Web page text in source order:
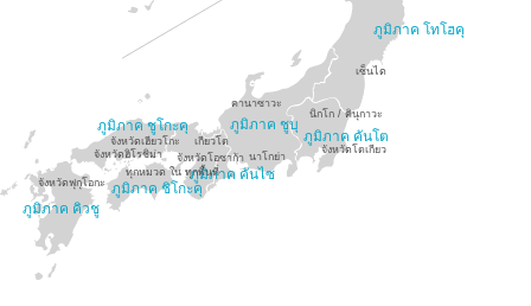
ภูมิภาค โทโฮคุ
ภูมิภาค คันโต
ภูมิภาค ชูบุ
ภูมิภาค คันไซ
ภูมิภาค ชิโกะคุ
ภูมิภาค คิวชู
ภูมิภาค ชูโกะคุ
เซ็นได
นิกโก / คินุกาวะ
จังหวัดโตเกียว
คานาซาวะ
นาโกย่า
เกียวโต
จังหวัดโอซาก้า
จังหวัดฮิโรชิม่า
ทุกหมวด ใน ทุกพื้นที่
จังหวัดฟุกุโอกะ
จังหวัดเฮียวโกะ